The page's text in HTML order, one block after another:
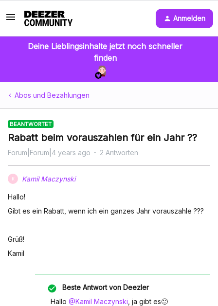
Anmelden
Deine Lieblingsinhalte jetzt noch schneller
finden
Abos und Bezahlungen
BEANTWORTET
Rabatt beim vorauszahlen für ein Jahr ??
Forum|Forum|4 years ago 2 Antworten
K Kamil Maczynski
Hallo!
Gibt es ein Rabatt, wenn ich ein ganzes Jahr vorauszahle ???
Grüß!
Kamil
Beste Antwort von Deezler
Hallo @Kamil Maczynski , ja gibt es🙂